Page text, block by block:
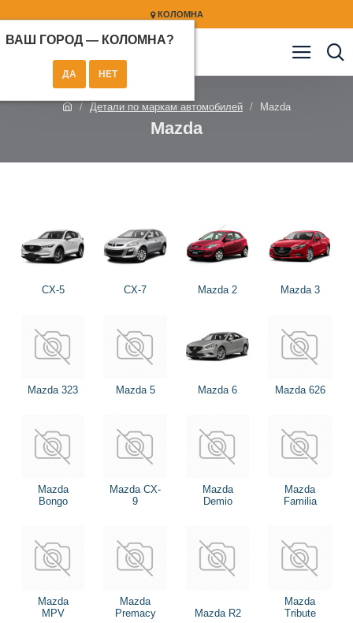
КОЛОМНА
ВАШ ГОРОД — КОЛОМНА?
Детали по маркам автомобилей Mazda
Mazda
CX-5 CX-7 Mazda 2 Mazda 3
Mazda 323 Mazda 5 Mazda 6 Mazda 626
Mazda
Bongo
Mazda CX-
9
Mazda
Demio
Mazda
Familia
Mazda
MPV
Mazda
Premacy
Mazda R2
Mazda
Tribute